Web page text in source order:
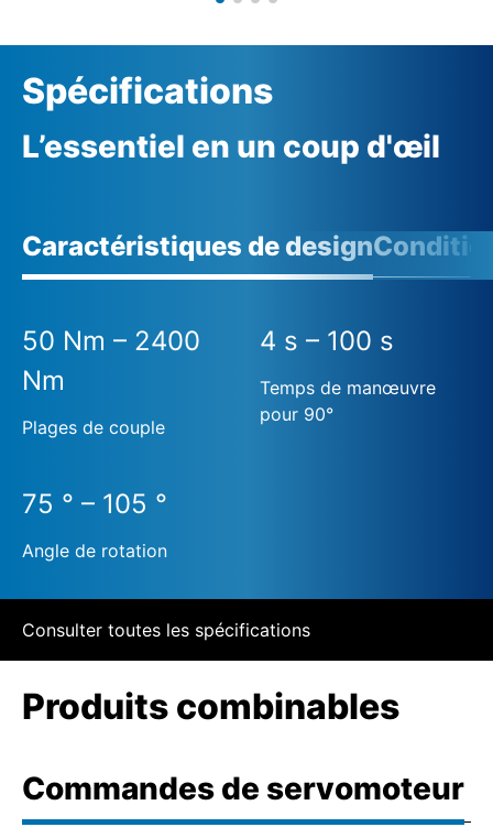
Spécifications
L’essentiel en un coup d'œil
Caractéristiques de design
50 Nm – 2400
Nm
Plages de couple
4 s – 100 s
Temps de manœuvre
pour 90°
75 ° – 105 °
Angle de rotation
Consulter toutes les spécifications
Produits combinables
Commandes de servomoteur